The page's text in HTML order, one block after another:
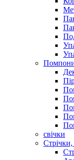
Помпони,
свічки